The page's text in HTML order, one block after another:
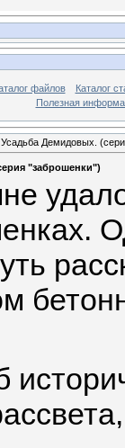
файлов
Каталог
Полезная
Демидовых.
"заброшенки")